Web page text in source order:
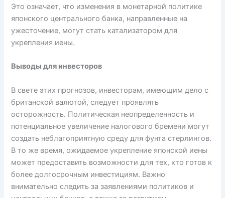
Это означает, что изменения в монетарной политике
японского центрального банка, направленные на
ужесточение, могут стать катализатором для
укрепления иены.
Выводы для инвесторов
В свете этих прогнозов, инвесторам, имеющим дело с
британской валютой, следует проявлять
осторожность. Политическая неопределенность и
потенциальное увеличение налогового бремени могут
создать неблагоприятную среду для фунта стерлингов.
В то же время, ожидаемое укрепление японской иены
может предоставить возможности для тех, кто готов к
более долгосрочным инвестициям. Важно
внимательно следить за заявлениями политиков и